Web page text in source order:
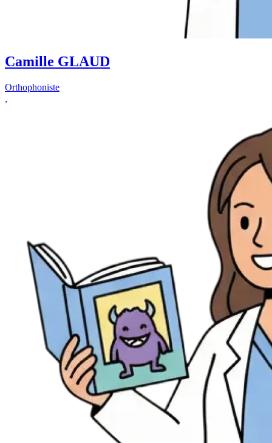
Camille GLAUD
Orthophoniste